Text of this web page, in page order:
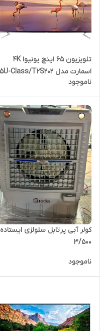
تلویزیون 65 اینچ یونیوا 4K
اسمارت مدل 65U-Class/T2S202
ناموجود
کولر آبی پرتابل سلولزی ایستاده
۳/۵۰۰
ناموجود